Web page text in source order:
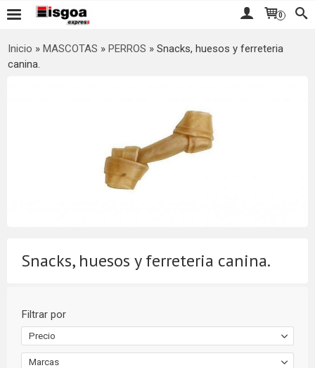
0
Inicio » MASCOTAS » PERROS » Snacks, huesos y ferreteria
canina.
Snacks, huesos y ferreteria canina.
Filtrar por
Precio
Marcas